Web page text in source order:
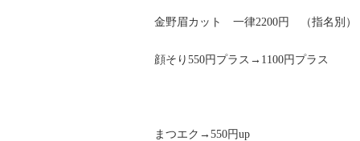
金野眉カット 一律2200円 （指名別）
顔そり550円プラス→1100円プラス
まつエク→550円up